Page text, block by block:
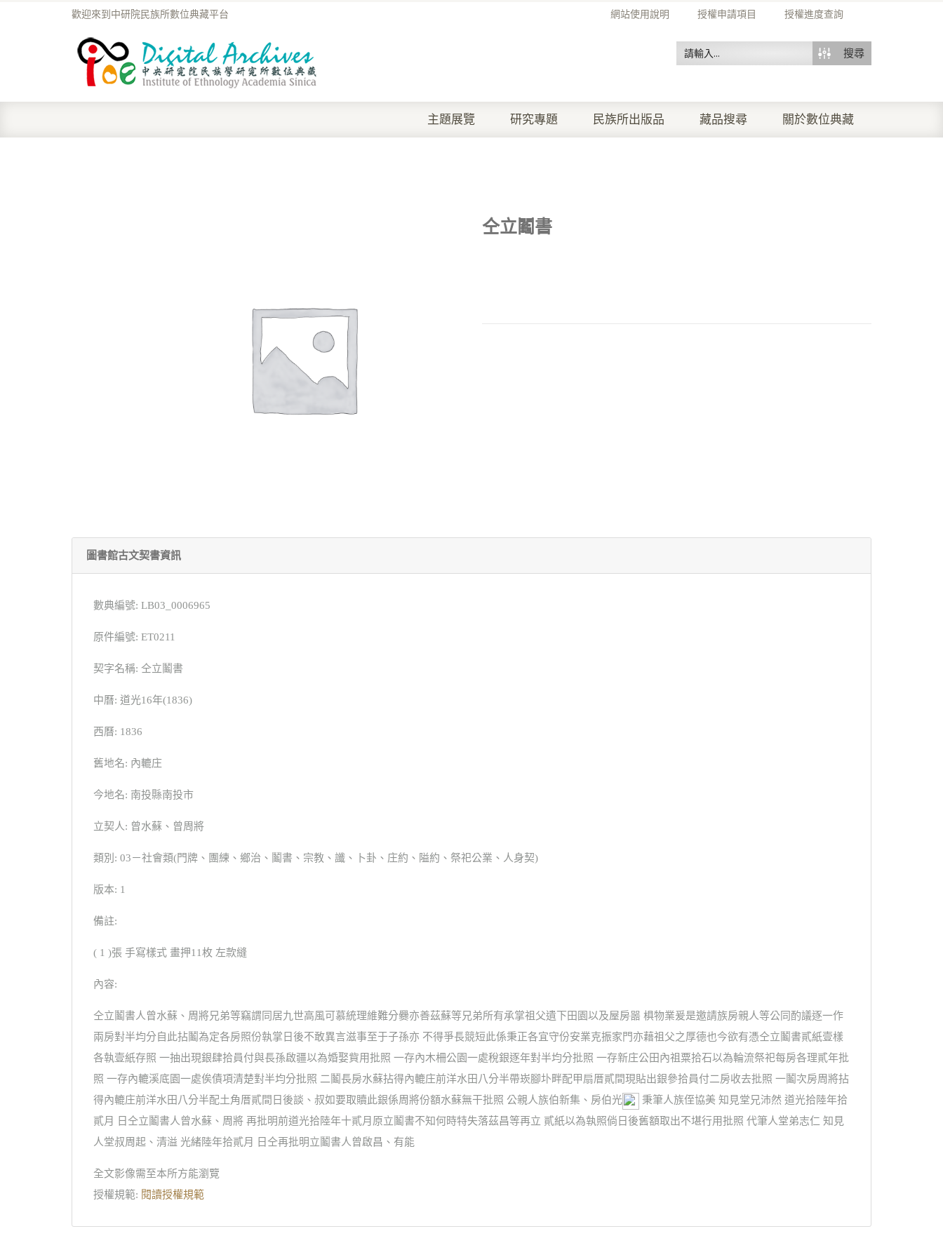
網站使用說明 授權申請項目 授權進度查詢
歡迎來到中研院民族所數位典藏平台
搜尋
主題展覽 研究專題 民族所出版品 藏品搜尋 關於數位典藏
仝立鬮書
圖書館古文契書資訊
數典編號: LB03_0006965
原件編號: ET0211
契字名稱: 仝立鬮書
中曆: 道光16年(1836)
西曆: 1836
舊地名: 內轆庄
今地名: 南投縣南投市
立契人: 曾水蘇、曾周將
類別: 03－社會類(門牌、團練、鄉治、鬮書、宗教、讖、卜卦、庄約、隘約、祭祀公業、人身契)
版本: 1
備註:
( 1 )張 手寫樣式 畫押11枚 左款縫
內容:
仝立鬮書人曾水蘇、周將兄弟等竊謂同居九世高風可慕統理維難分爨亦善茲蘇等兄弟所有承掌祖父遺下田園以及屋房噐 椇物業爰是邀請族房親人等公同酌議逐一作
兩房對半均分自此拈鬮為定各房照份執掌日後不敢異言滋事至于子孫亦 不得爭長競短此係秉正各宜守份安業克振家門亦藉祖父之厚德也今欲有憑仝立鬮書貳紙壹樣
各執壹紙存照 一抽出現銀肆拾員付與長孫啟疆以為婚娶貲用批照 一存內木柵公園一處稅銀逐年對半均分批照 一存新庄公田內祖粟拾石以為輪流祭祀每房各理貳年批
照 一存內轆溪底園一處俟債項清楚對半均分批照 二鬮長房水蘇拈得內轆庄前洋水田八分半帶崁腳圤畔配甲扇厝貳間現貼出銀參拾員付二房收去批照 一鬮次房周將拈
得內轆庄前洋水田八分半配土角厝貳間日後談、叔如要取贖此銀係周將份額水蘇無干批照 公親人族伯新集、房伯光
秉筆人族侄協美 知見堂兄沛然 道光拾陸年拾
貳月 日仝立鬮書人曾水蘇、周將 再批明前道光拾陸年十貳月原立鬮書不知何時特失落茲昌等再立 貳紙以為執照倘日後舊額取出不堪行用批照 代筆人堂弟志仁 知見
人堂叔周起、清溢 光緒陸年拾貳月 日仝再批明立鬮書人曾啟昌、有能
全文影像需至本所方能瀏覽
授權規範: 閱讀授權規範